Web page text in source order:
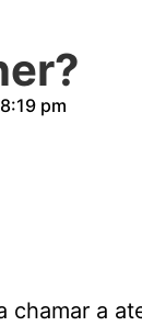
8:19 pm
a